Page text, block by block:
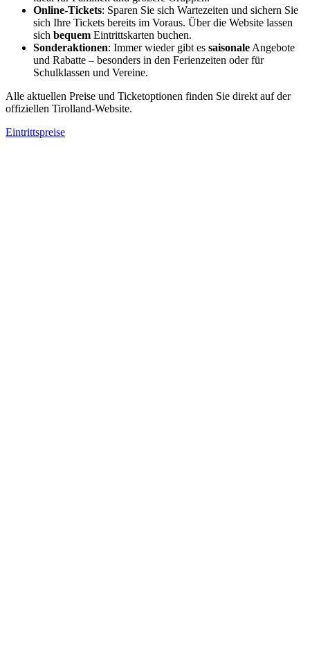
Online-Tickets: Sparen Sie sich Wartezeiten und sichern Sie
sich Ihre Tickets bereits im Voraus. Über die Website lassen
sich bequem Eintrittskarten buchen.
Sonderaktionen: Immer wieder gibt es saisonale Angebote
und Rabatte – besonders in den Ferienzeiten oder für
Schulklassen und Vereine.
Alle aktuellen Preise und Ticketoptionen finden Sie direkt auf der
offiziellen Tirolland-Website.
Eintrittspreise